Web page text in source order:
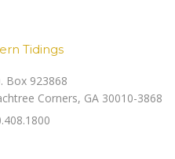
Tidings
Box 923868
Corners, GA 30010-3868